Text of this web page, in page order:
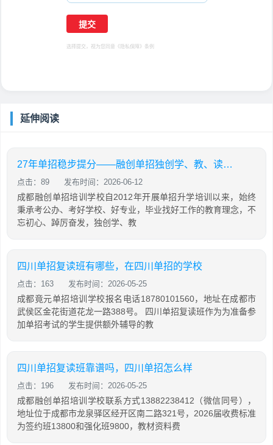
选择提交，视为您同意 《隐私保障》 条例
延伸阅读
27年单招稳步提分——融创单招独创学、教、读、背、练、考六位一体教学模式
点击：89 发布时间：2026-06-12
成都融创单招培训学校自2012年开展单招升学培训以来，始终
秉承考公办、考好学校、好专业，毕业找好工作的教育理念，不
忘初心、踔厉奋发，独创学、教
四川单招复读班有哪些，在四川单招的学校
点击：163 发布时间：2026-05-25
成都竟元单招培训学校报名电话18780101560，地址在成都市
武侯区金花街道花龙一路388号。 四川单招复读班作为为准备参
加单招考试的学生提供额外辅导的教
四川单招复读班靠谱吗，四川单招怎么样
点击：196 发布时间：2026-05-25
成都融创单招培训学校联系方式13882238412（微信同号），
地址位于成都市龙泉驿区经开区南二路321号，2026届收费标准
为签约班13800和强化班9800，教材资料费